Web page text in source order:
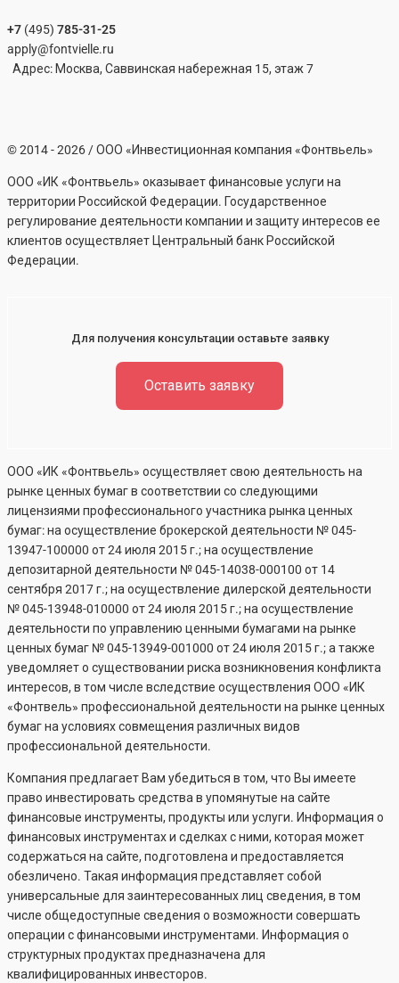
+7 (495) 785-31-25
apply@fontvielle.ru
Адрес: Москва, Саввинская набережная 15, этаж 7
©2014 - 2026/ ООО «Инвестиционная компания «Фонтвьель»
ООО «ИК «Фонтвьель» оказывает финансовые услуги на
территории Российской Федерации. Государственное
регулирование деятельности компании и защиту интересов ее
клиентов осуществляет Центральный банк Российской
Федерации.
Для получения консультации оставьте заявку
Оставить заявку
ООО «ИК «Фонтвьель» осуществляет свою деятельность на
рынке ценных бумаг в соответствии со следующими
лицензиями профессионального участника рынка ценных
бумаг: на осуществление брокерской деятельности №045-
13947-100000 от 24 июля 2015 г.; на осуществление
депозитарной деятельности №045-14038-000100 от 14
сентября 2017 г.; на осуществление дилерской деятельности
№045-13948-010000 от 24 июля 2015 г.; на осуществление
деятельности по управлению ценными бумагами на рынке
ценных бумаг №045-13949-001000 от 24 июля 2015 г.; а также
уведомляет о существовании риска возникновения конфликта
интересов, в том числе вследствие осуществления ООО «ИК
«Фонтвель» профессиональной деятельности на рынке ценных
бумаг на условиях совмещения различных видов
профессиональной деятельности.
Компания предлагает Вам убедиться в том, что Вы имеете
право инвестировать средства в упомянутые на сайте
финансовые инструменты, продукты или услуги. Информация о
финансовых инструментах и сделках с ними, которая может
содержаться на сайте, подготовлена и предоставляется
обезличено. Такая информация представляет собой
универсальные для заинтересованных лиц сведения, в том
числе общедоступные сведения о возможности совершать
операции с финансовыми инструментами. Информация о
структурных продуктах предназначена для
квалифицированных инвесторов.